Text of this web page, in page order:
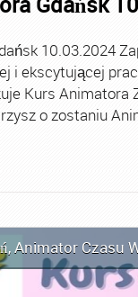
10.03.2024
i ekscytującej
Kurs Animatora
o zostaniu
,Animator Czasu